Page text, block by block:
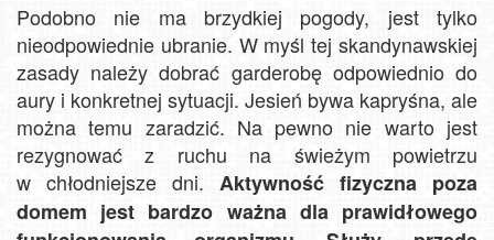
Podobno nie ma brzydkiej pogody, jest tylko
nieodpowiednie ubranie. W myśl tej skandynawskiej
zasady należy dobrać garderobę odpowiednio do
aury i konkretnej sytuacji. Jesień bywa kapryśna, ale
można temu zaradzić. Na pewno nie warto jest
rezygnować z ruchu na świeżym powietrzu
w chłodniejsze dni. Aktywność fizyczna poza
domem jest bardzo ważna dla prawidłowego